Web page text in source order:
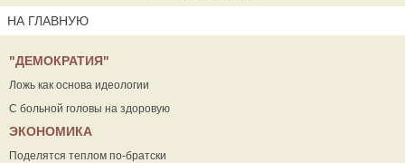
НА ГЛАВНУЮ
"ДЕМОКРАТИЯ"
Ложь как основа идеологии
С больной головы на здоровую
ЭКОНОМИКА
Поделятся теплом по-братски